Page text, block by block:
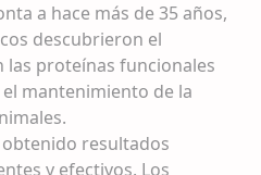
a hace más de 35 años,
descubrieron el
proteínas funcionales
mantenimiento de la
resultados
y efectivos. Los